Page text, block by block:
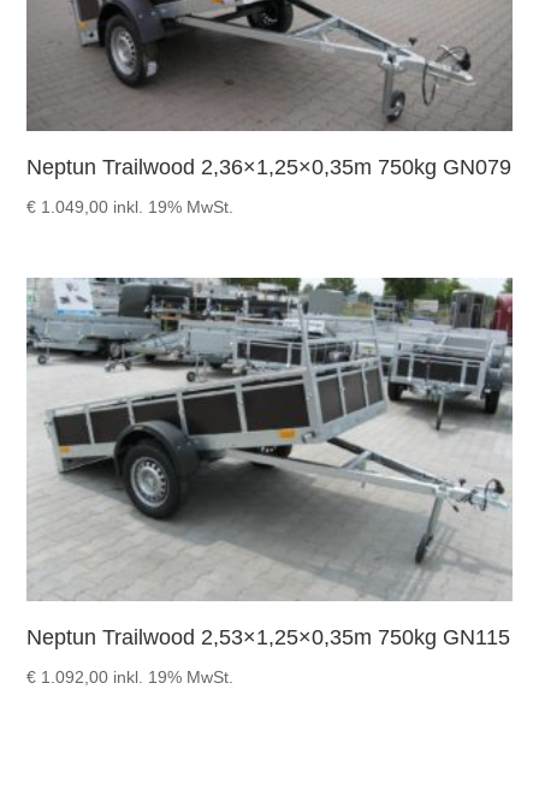
Neptun Trailwood 2,36×1,25×0,35m 750kg GN079
€ 1.049,00 inkl. 19% MwSt.
Neptun Trailwood 2,53×1,25×0,35m 750kg GN115
€ 1.092,00 inkl. 19% MwSt.